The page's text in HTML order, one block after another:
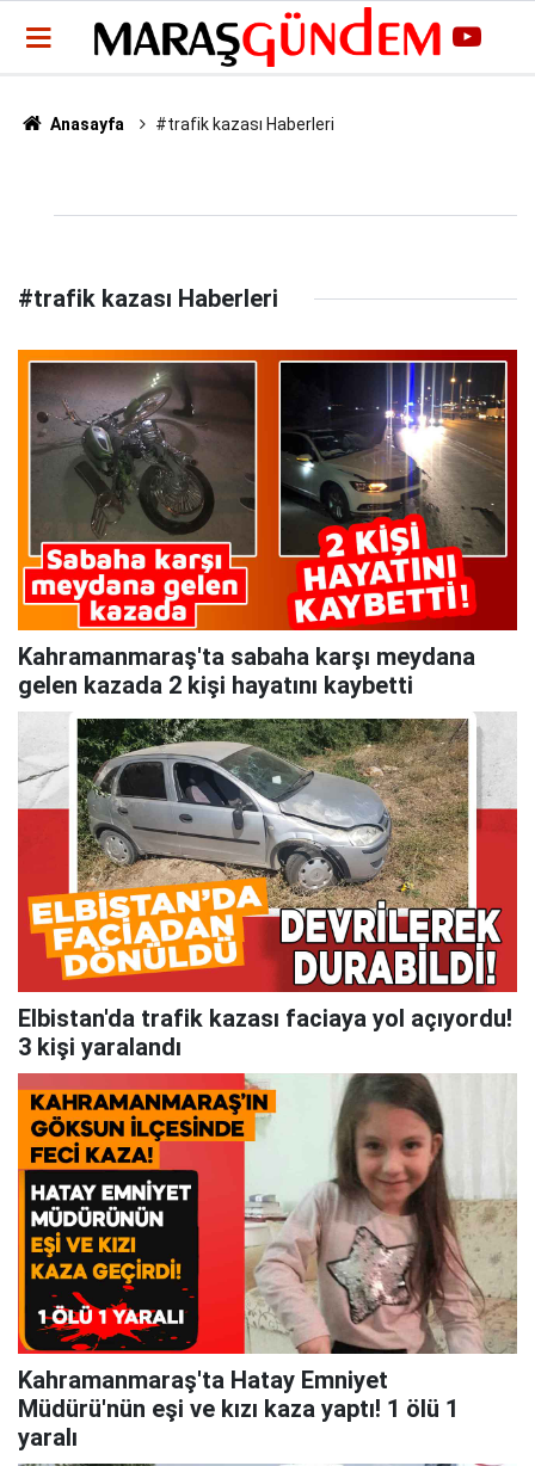
Anasayfa #trafik kazası Haberleri
#trafik kazası Haberleri
Kahramanmaraş'ta sabaha karşı meydana
gelen kazada 2 kişi hayatını kaybetti
Elbistan'da trafik kazası faciaya yol açıyordu!
3 kişi yaralandı
Kahramanmaraş'ta Hatay Emniyet
Müdürü'nün eşi ve kızı kaza yaptı! 1 ölü 1
yaralı